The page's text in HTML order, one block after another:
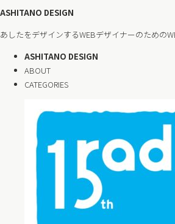
ASHITANO DESIGN
あしたをデザインするWEBデザイナーのための
ASHITANO DESIGN
ABOUT
CATEGORIES